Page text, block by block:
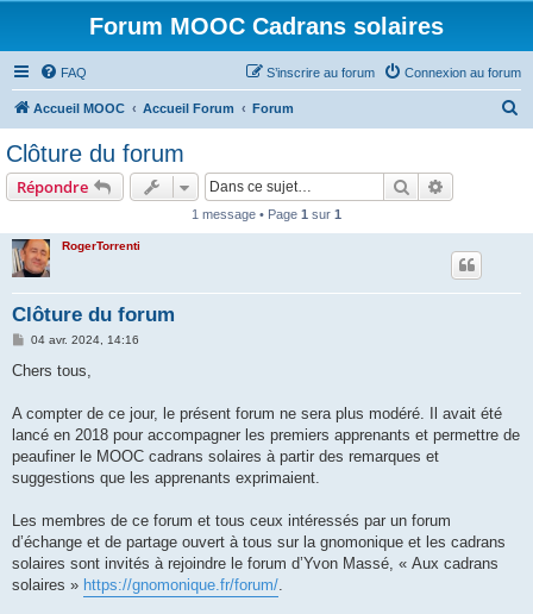
Forum MOOC Cadrans solaires
FAQ Connexion au forum
S’inscrire au forum
Accueil MOOC Accueil Forum Forum
Clôture du forum
Répondre Rechercher
1 message • Page 1 sur 1
RogerTorrenti
Clôture du forum
M
s
g
04 avr. 2024, 14:16
Chers tous,
A compter de ce jour, le présent forum ne sera plus modéré. Il avait été
lancé en 2018 pour accompagner les premiers apprenants et permettre de
peaufiner le MOOC cadrans solaires à partir des remarques et
suggestions que les apprenants exprimaient.
Les membres de ce forum et tous ceux intéressés par un forum
d’échange et de partage ouvert à tous sur la gnomonique et les cadrans
solaires sont invités à rejoindre le forum d’Yvon Massé, « Aux cadrans
solaires » https://gnomonique.fr/forum/.